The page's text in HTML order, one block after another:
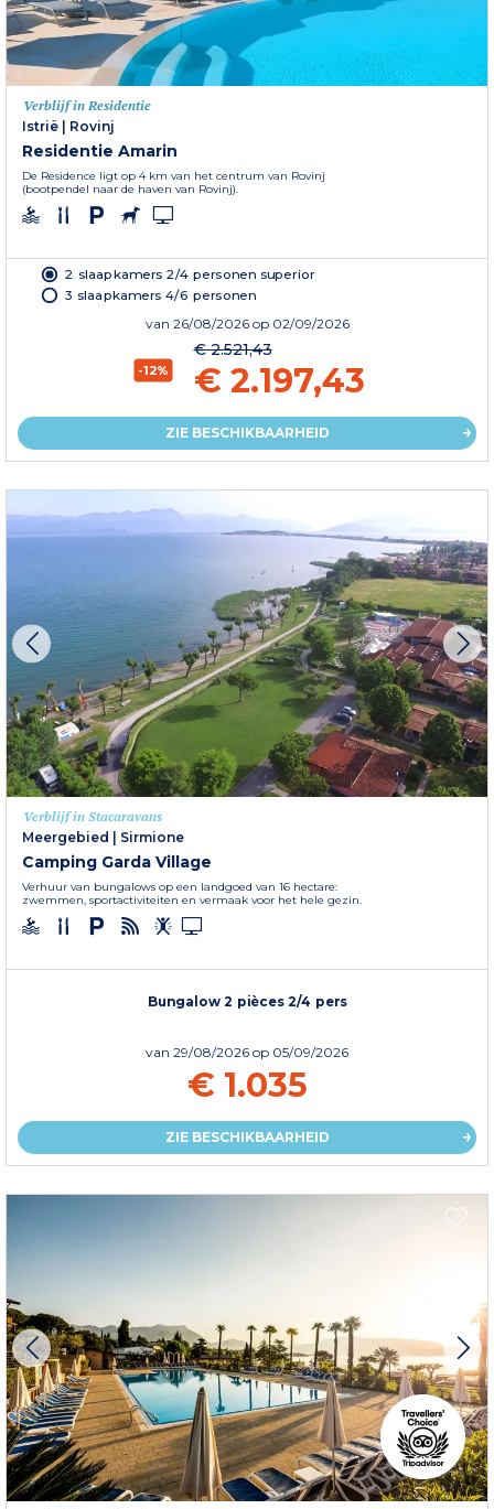
Verblijf in Residentie
Istrië | Rovinj
Residentie Amarin
De Residence ligt op 4 km van het centrum van Rovinj
(bootpendel naar de haven van Rovinj).
2 slaapkamers 2/4 personen superior
3 slaapkamers 4/6 personen
van 26/08/2026 op 02/09/2026
-12%
€ 2.521,43
€ 2.197,43
ZIE BESCHIKBAARHEID
Verblijf in Stacaravans
Meergebied
Sirmione
Camping Garda Village
Verhuur van bungalows op een landgoed van 16 hectare:
zwemmen, sportactiviteiten en vermaak voor het hele gezin.
Bungalow 2 pièces 2/4 pers
van 29/08/2026 op 05/09/2026
€ 1.035
ZIE BESCHIKBAARHEID